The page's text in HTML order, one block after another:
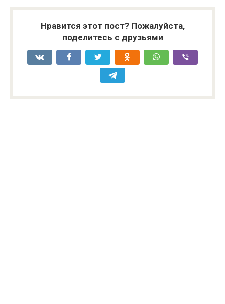
Нравится этот пост? Пожалуйста,
поделитесь с друзьями